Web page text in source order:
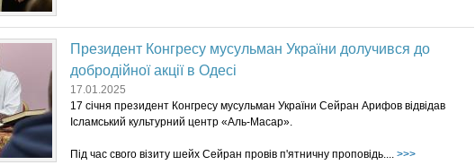
Президент Конгресу мусульман України долучився до
добродійної акції в Одесі
17.01.2025
17 січня президент Конгресу мусульман України Сейран Арифов відвідав
Ісламський культурний центр «Аль-Масар».
Під час свого візиту шейх Сейран провів п'ятничну проповідь.... >>>